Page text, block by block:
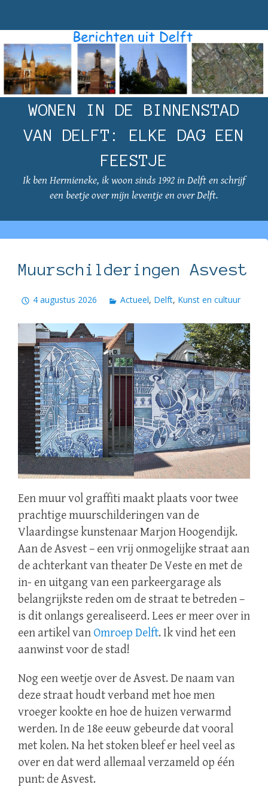
WONEN IN DE BINNENSTAD
VAN DELFT: ELKE DAG EEN
FEESTJE
Ik ben Hermieneke, ik woon sinds 1992 in Delft en schrijf
een beetje over mijn leventje en over Delft.
Muurschilderingen Asvest
4 augustus 2026 Actueel, Delft, Kunst en cultuur
Een muur vol graffiti maakt plaats voor twee
prachtige muurschilderingen van de
Vlaardingse kunstenaar Marjon Hoogendijk.
Aan de Asvest – een vrij onmogelijke straat aan
de achterkant van theater De Veste en met de
in- en uitgang van een parkeergarage als
belangrijkste reden om de straat te betreden –
is dit onlangs gerealiseerd. Lees er meer over in
een artikel van Omroep Delft. Ik vind het een
aanwinst voor de stad!
Nog een weetje over de Asvest. De naam van
deze straat houdt verband met hoe men
vroeger kookte en hoe de huizen verwarmd
werden. In de 18e eeuw gebeurde dat vooral
met kolen. Na het stoken bleef er heel veel as
over en dat werd allemaal verzameld op één
punt: de Asvest.